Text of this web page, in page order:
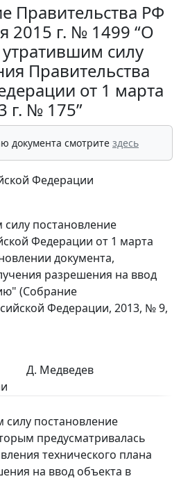
Правительства РФ
2015 г. № 1499 “О
силу
Правительства
от 1 марта
г. № 175”
документа смотрите здесь
Федерации
постановление
Федерации от 1 марта
документа,
разрешения на ввод
(Собрание
Федерации, 2013, № 9,
Д. Медведев
постановление
предусматривалась
технического плана
на ввод объекта в